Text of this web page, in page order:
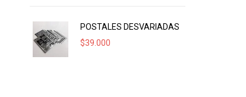
POSTALES DESVARIADAS
$39.000